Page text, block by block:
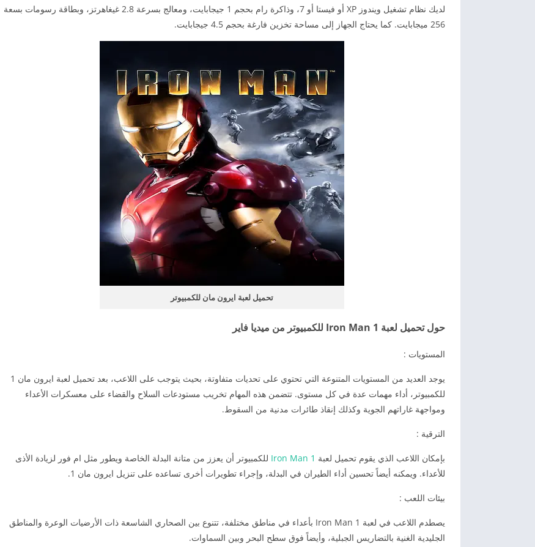
لديك نظام تشغيل ويندوز XP أو فيستا أو 7، وذاكرة رام بحجم 1 جيجابايت، ومعالج بسرعة 2.8 غيغاهرتز، وبطاقة رسومات بسعة
256 ميجابايت. كما يحتاج الجهاز إلى مساحة تخزين فارغة بحجم 4.5 جيجابايت.
تحميل لعبة ايرون مان للكمبيوتر
حول تحميل لعبة Iron Man 1 للكمبيوتر من ميديا فاير
المستويات :
يوجد العديد من المستويات المتنوعة التي تحتوي على تحديات متفاوتة، بحيث يتوجب على اللاعب، بعد تحميل لعبة ايرون مان 1
للكمبيوتر، أداء مهمات عدة في كل مستوى. تتضمن هذه المهام تخريب مستودعات السلاح والقضاء على معسكرات الأعداء
ومواجهة غاراتهم الجوية وكذلك إنقاذ طائرات مدنية من السقوط.
الترقية :
بإمكان اللاعب الذي يقوم تحميل لعبة Iron Man 1 للكمبيوتر أن يعزز من متانة البدلة الخاصة ويطور مثل ام فور لزيادة الأذى
للأعداء. ويمكنه أيضاً تحسين أداء الطيران في البدلة، وإجراء تطويرات أخرى تساعده على تنزيل ايرون مان 1.
بيئات اللعب :
يصطدم اللاعب في لعبة Iron Man 1 بأعداء في مناطق مختلفة، تتنوع بين الصحاري الشاسعة ذات الأرضيات الوعرة والمناطق
الجليدية الغنية بالتضاريس الجبلية، وأيضاً فوق سطح البحر وبين السماوات.